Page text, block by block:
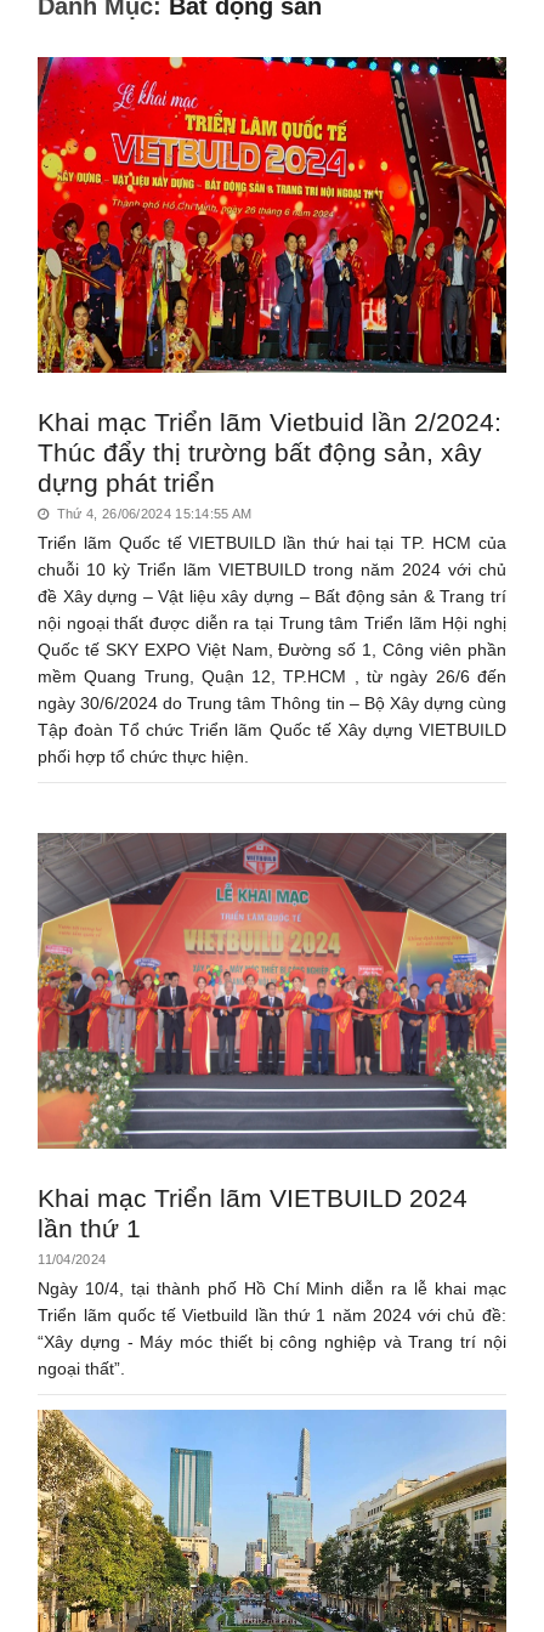
Danh Mục: Bất động sản
Khai mạc Triển lãm Vietbuid lần 2/2024:
Thúc đẩy thị trường bất động sản, xây
dựng phát triển
Thứ 4, 26/06/2024 15:14:55 AM
Triển lãm Quốc tế VIETBUILD lần thứ hai tại TP. HCM của
chuỗi 10 kỳ Triển lãm VIETBUILD trong năm 2024 với chủ
đề Xây dựng – Vật liệu xây dựng – Bất động sản & Trang trí
nội ngoại thất được diễn ra tại Trung tâm Triển lãm Hội nghị
Quốc tế SKY EXPO Việt Nam, Đường số 1, Công viên phần
mềm Quang Trung, Quận 12, TP.HCM , từ ngày 26/6 đến
ngày 30/6/2024 do Trung tâm Thông tin – Bộ Xây dựng cùng
Tập đoàn Tổ chức Triển lãm Quốc tế Xây dựng VIETBUILD
phối hợp tổ chức thực hiện.
Khai mạc Triển lãm VIETBUILD 2024
lần thứ 1
11/04/2024
Ngày 10/4, tại thành phố Hồ Chí Minh diễn ra lễ khai mạc
Triển lãm quốc tế Vietbuild lần thứ 1 năm 2024 với chủ đề:
“Xây dựng - Máy móc thiết bị công nghiệp và Trang trí nội
ngoại thất”.